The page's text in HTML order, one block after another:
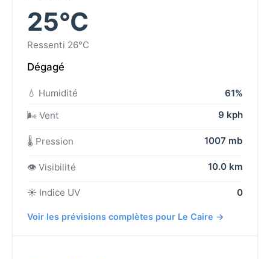
25°C
Ressenti 26°C
Dégagé
💧 Humidité
61%
🌬️ Vent
9 kph
🌡️ Pression 1007 mb
👁️ Visibilité 10.0 km
☀️ Indice UV 0
Voir les prévisions complètes pour Le Caire →